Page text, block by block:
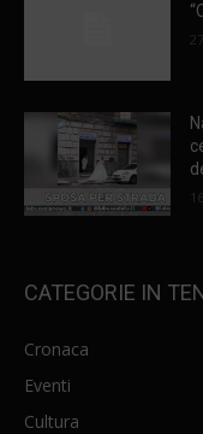
CATEGORIE IN
Cronaca
Eventi
Cultura